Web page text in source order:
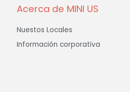
Acerca de MINI US
Nuestos Locales
Información corporativa